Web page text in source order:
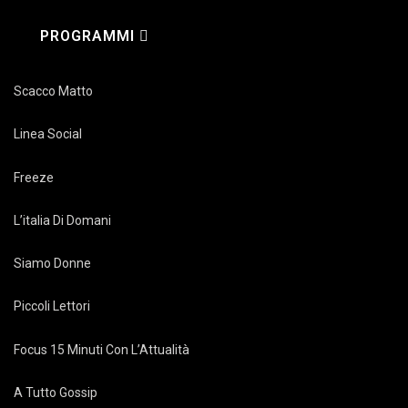
PROGRAMMI
Scacco Matto
Linea Social
Freeze
L’italia Di Domani
Siamo Donne
Piccoli Lettori
Focus 15 Minuti Con L’Attualità
A Tutto Gossip